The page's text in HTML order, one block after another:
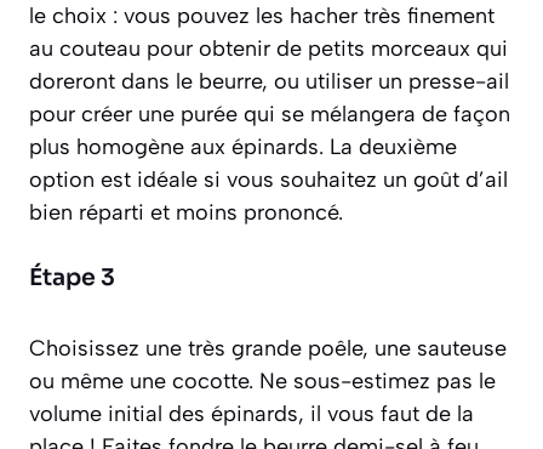
le choix : vous pouvez les hacher très finement
au couteau pour obtenir de petits morceaux qui
doreront dans le beurre, ou utiliser un presse-ail
pour créer une purée qui se mélangera de façon
plus homogène aux épinards. La deuxième
option est idéale si vous souhaitez un goût d’ail
bien réparti et moins prononcé.
Étape 3
Choisissez une très grande poêle, une sauteuse
ou même une cocotte. Ne sous-estimez pas le
volume initial des épinards, il vous faut de la